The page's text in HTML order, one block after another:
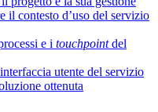
il contesto d’uso del servizio
e i touchpointdel
utente del servizio
ottenuta